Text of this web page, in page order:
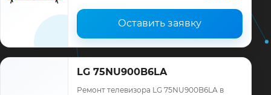
Оставить заявку
LG 75NU900B6LA
Ремонт телевизора LG 75NU900B6LA в